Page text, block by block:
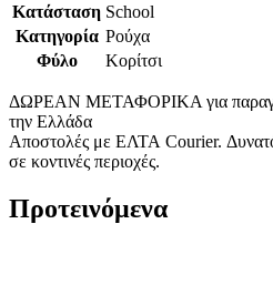
Κατάσταση School
Κατηγορία Ρούχα
Φύλο
Κορίτσι
ΔΩΡΕΑΝ ΜΕΤΑΦΟΡΙΚΑ για
την Ελλάδα
Αποστολές με ΕΛΤΑ Courier.
σε κοντινές περιοχές.
Προτεινόμενα